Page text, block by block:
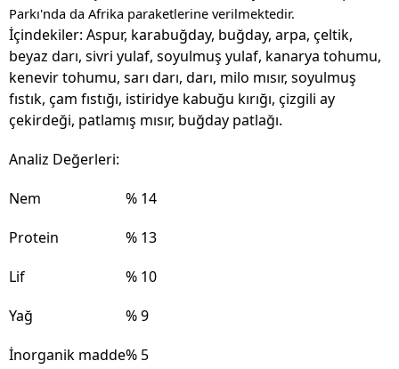
Parkı'nda da Afrika paraketlerine verilmektedir.
İçindekiler: Aspur, karabuğday, buğday, arpa, çeltik,
beyaz darı, sivri yulaf, soyulmuş yulaf, kanarya tohumu,
kenevir tohumu, sarı darı, darı, milo mısır, soyulmuş
fıstık, çam fıstığı, istiridye kabuğu kırığı, çizgili ay
çekirdeği, patlamış mısır, buğday patlağı.
Analiz Değerleri:
Nem
% 14
Protein
% 13
Lif
% 10
Yağ
% 9
İnorganik madde% 5